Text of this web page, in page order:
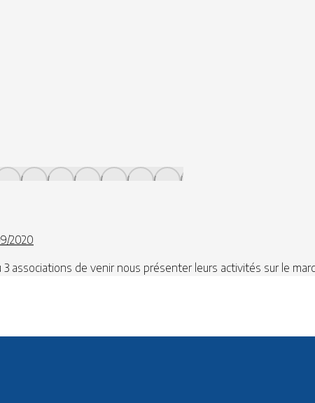
2020
associations de venir nous présenter leurs activités sur le